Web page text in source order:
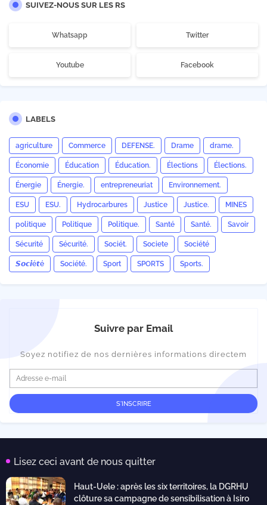
SUIVEZ-NOUS SUR LES RS
Whatsapp Twitter
Youtube Facebook
LABELS
agriculture Commerce DEFENSE. Drame drame.
Économie Éducation Éducation. Élections Élections.
Énergie Énergie. entrepreneuriat Environnement.
ESU ESU. Hydrocarbures Justice Justice. MINES
politique Politique Politique. Santé Santé. Savoir
Sécurité Sécurité. Sociét. Societe Société
𝙎𝙤𝙘𝙞é𝙩é Société. Sport SPORTS Sports.
Suivre par Email
Soyez notifiez de nos dernières informations directem
Lisez ceci avant de nous quitter
Haut-Uele : après les six territoires, la DGRHU
clôture sa campagne de sensibilisation à Isiro